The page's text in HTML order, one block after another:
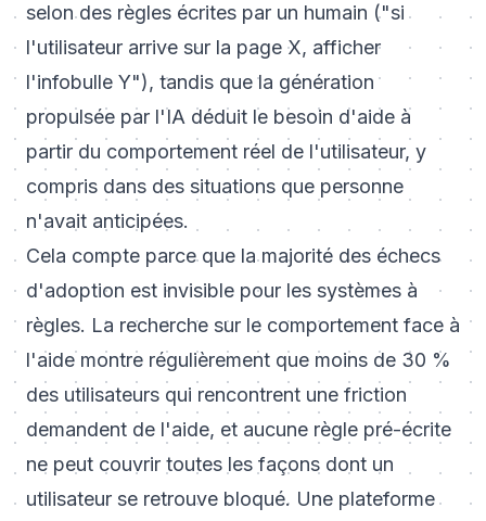
selon des règles écrites par un humain ("si
l'utilisateur arrive sur la page X, afficher
l'infobulle Y"), tandis que la génération
propulsée par l'IA déduit le besoin d'aide à
partir du comportement réel de l'utilisateur, y
compris dans des situations que personne
n'avait anticipées.
Cela compte parce que la majorité des échecs
d'adoption est invisible pour les systèmes à
règles. La recherche sur le comportement face à
l'aide montre régulièrement que moins de 30 %
des utilisateurs qui rencontrent une friction
demandent de l'aide, et aucune règle pré-écrite
ne peut couvrir toutes les façons dont un
utilisateur se retrouve bloqué. Une plateforme